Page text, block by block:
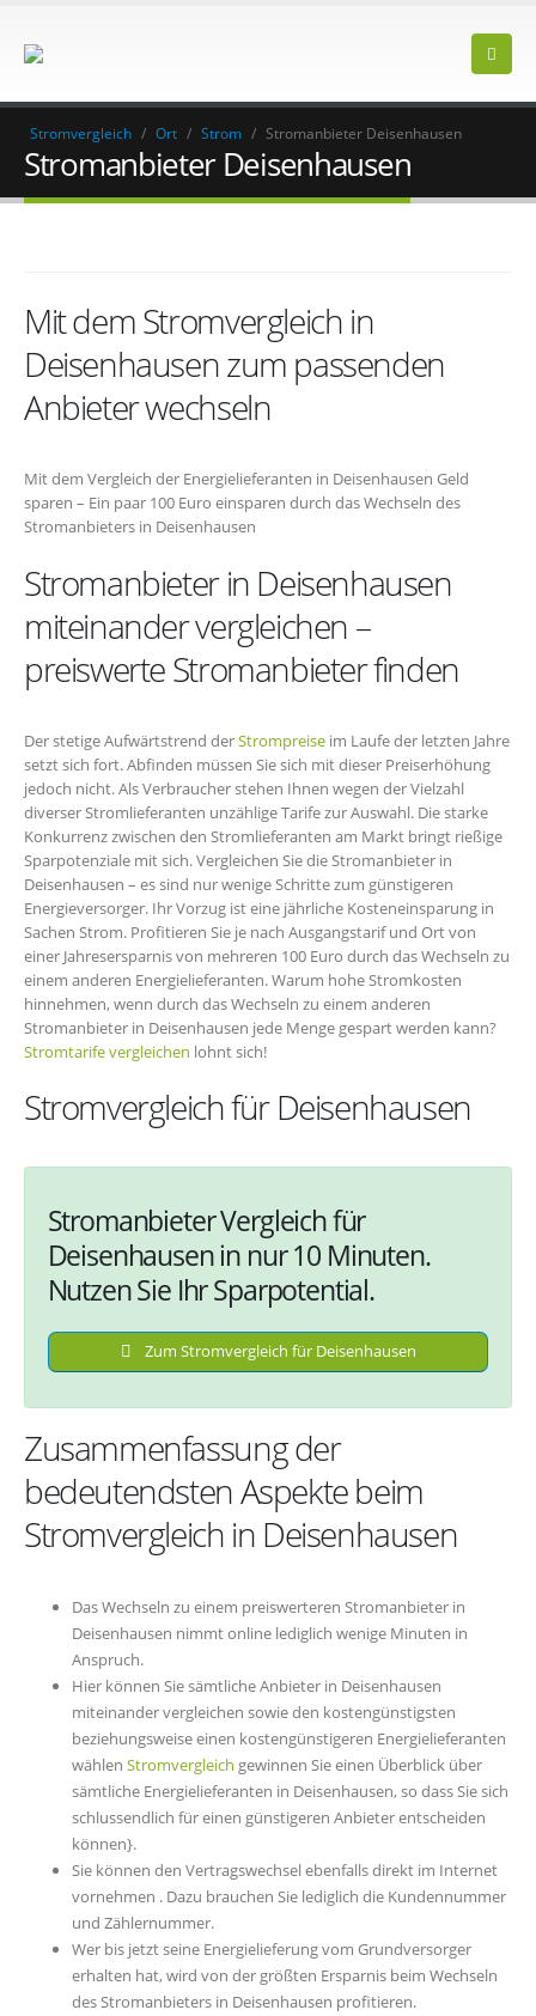
Stromvergleich / Ort / Strom / Stromanbieter Deisenhausen
Stromanbieter Deisenhausen
Mit dem Stromvergleich in
Deisenhausen zum passenden
Anbieter wechseln
Mit dem Vergleich der Energielieferanten in Deisenhausen Geld
sparen – Ein paar 100 Euro einsparen durch das Wechseln des
Stromanbieters in Deisenhausen
Stromanbieter in Deisenhausen
miteinander vergleichen –
preiswerte Stromanbieter finden
Der stetige Aufwärtstrend derStrompreise im Laufe der letzten Jahre
setzt sich fort. Abfinden müssen Sie sich mit dieser Preiserhöhung
jedoch nicht. Als Verbraucher stehen Ihnen wegen der Vielzahl
diverser Stromlieferanten unzählige Tarife zur Auswahl. Die starke
Konkurrenz zwischen den Stromlieferanten am Markt bringt rießige
Sparpotenziale mit sich. Vergleichen Sie die Stromanbieter in
Deisenhausen – es sind nur wenige Schritte zum günstigeren
Energieversorger. Ihr Vorzug ist eine jährliche Kosteneinsparung in
Sachen Strom. Profitieren Sie je nach Ausgangstarif und Ort von
einer Jahresersparnis von mehreren 100 Euro durch das Wechseln zu
einem anderen Energielieferanten. Warum hohe Stromkosten
hinnehmen, wenn durch das Wechseln zu einem anderen
Stromanbieter in Deisenhausen jede Menge gespart werden kann?
Stromtarife vergleichen lohnt sich!
Stromvergleich für Deisenhausen
Stromanbieter Vergleich für
Deisenhausen in nur 10 Minuten.
Nutzen Sie Ihr Sparpotential.
Zum Stromvergleich für Deisenhausen
Zusammenfassung der
bedeutendsten Aspekte beim
Stromvergleich in Deisenhausen
Das Wechseln zu einem preiswerteren Stromanbieter in
Deisenhausen nimmt online lediglich wenige Minuten in
Anspruch.
Hier können Sie sämtliche Anbieter in Deisenhausen
miteinander vergleichen sowie den kostengünstigsten
beziehungsweise einen kostengünstigeren Energielieferanten
wählen Stromvergleich gewinnen Sie einen Überblick über
sämtliche Energielieferanten in Deisenhausen, so dass Sie sich
schlussendlich für einen günstigeren Anbieter entscheiden
können}.
Sie können den Vertragswechsel ebenfalls direkt im Internet
vornehmen . Dazu brauchen Sie lediglich die Kundennummer
und Zählernummer.
Wer bis jetzt seine Energielieferung vom Grundversorger
erhalten hat, wird von der größten Ersparnis beim Wechseln
des Stromanbieters in Deisenhausen profitieren.